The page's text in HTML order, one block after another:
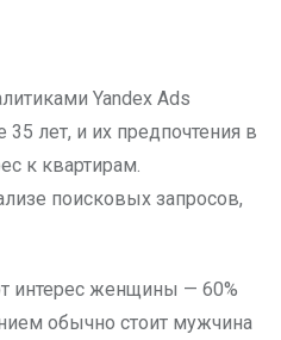
лет, и их предпочтения в
к квартирам.
поисковых запросов,
интерес женщины — 60%
обычно стоит мужчина